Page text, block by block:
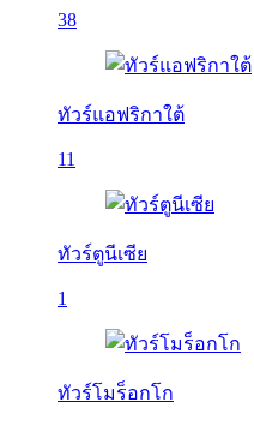
38
ทัวร์แอฟริกาใต้
11
ทัวร์ตูนีเซีย
1
ทัวร์โมร็อกโก